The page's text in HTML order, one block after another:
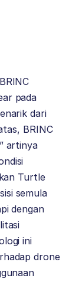
pada
dari
BRINC
artinya
Turtle
semula
dengan
ini
drone